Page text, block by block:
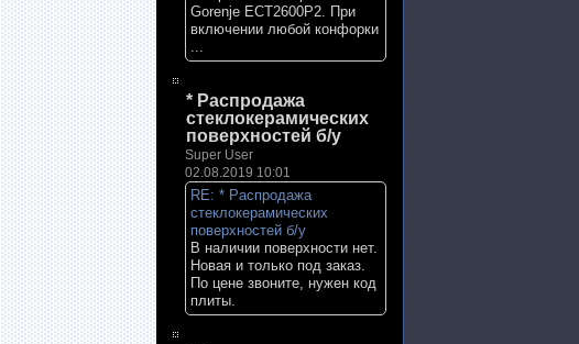
Gorenje ECT2600P2. При
включении любой конфорки
...
* Распродажа
стеклокерамических
поверхностей б/у
Super User
02.08.2019 10:01
RE: * Распродажа
стеклокерамических
поверхностей б/у
В наличии поверхности нет.
Новая и только под заказ.
По цене звоните, нужен код
плиты.